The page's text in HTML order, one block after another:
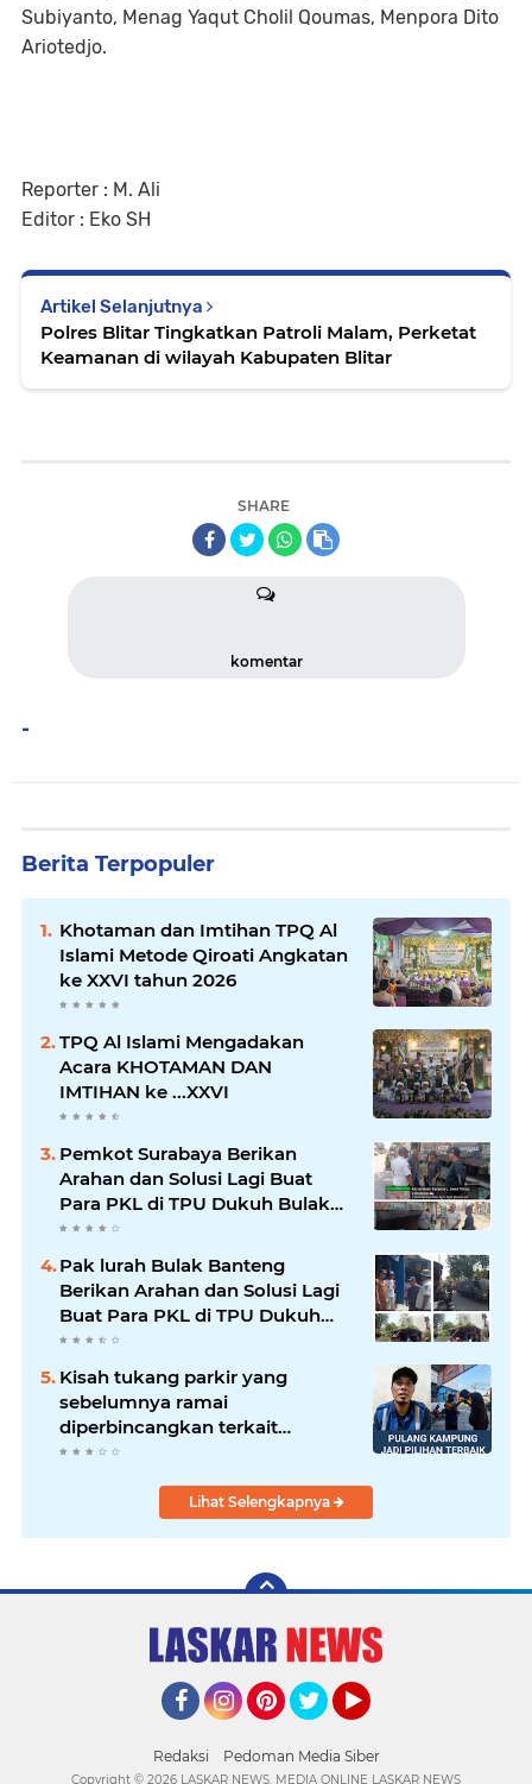
Subiyanto, Menag Yaqut Cholil Qoumas, Menpora Dito
Ariotedjo.
Reporter : M. Ali
Editor : Eko SH
Artikel Selanjutnya
Polres Blitar Tingkatkan Patroli Malam, Perketat
Keamanan di wilayah Kabupaten Blitar
SHARE
komentar
-
Berita Terpopuler
Khotaman dan Imtihan TPQ Al
Islami Metode Qiroati Angkatan
ke XXVI tahun 2026
TPQ Al Islami Mengadakan
Acara KHOTAMAN DAN
IMTIHAN ke ...XXVI
Pemkot Surabaya Berikan
Arahan dan Solusi Lagi Buat
Para PKL di TPU Dukuh Bulak
Banteng Surabaya
Pak lurah Bulak Banteng
Berikan Arahan dan Solusi Lagi
Buat Para PKL di TPU Dukuh
Bulak Banteng Surabaya
Kisah tukang parkir yang
sebelumnya ramai
diperbincangkan terkait
persoalan parkir gratis di
kini memasuki babak baru.
Lihat Selengkapnya
Redaksi Pedoman Media Siber
Copyright © 2026 LASKAR NEWS. MEDIA ONLINE LASKAR NEWS